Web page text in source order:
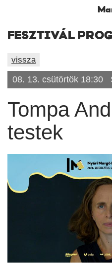
FESZTIVÁL
vissza
08. 13. csütörtök 18:30
Tompa
testek